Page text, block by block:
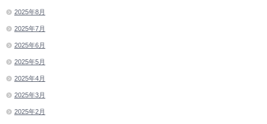
2025年8月
2025年7月
2025年6月
2025年5月
2025年4月
2025年3月
2025年2月